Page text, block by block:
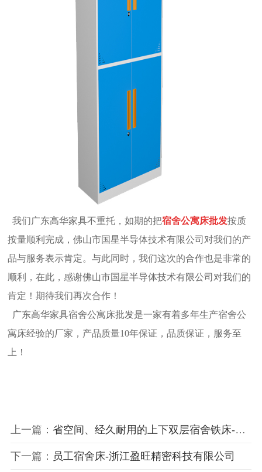
我们广东高华家具不重托，如期的把宿舍公寓床批发按质
按量顺利完成，佛山市国星半导体技术有限公司对我们的产
品与服务表示肯定。与此同时，我们这次的合作也是非常的
顺利，在此，感谢佛山市国星半导体技术有限公司对我们的
肯定！期待我们再次合作！
广东高华家具宿舍公寓床批发是一家有着多年生产宿舍公
寓床经验的厂家，产品质量10年保证，品质保证，服务至
上！
上一篇： 省空间、经久耐用的上下双层宿舍铁床-佛山市罗兰西尼门窗公司
下一篇： 员工宿舍床-浙江盈旺精密科技有限公司